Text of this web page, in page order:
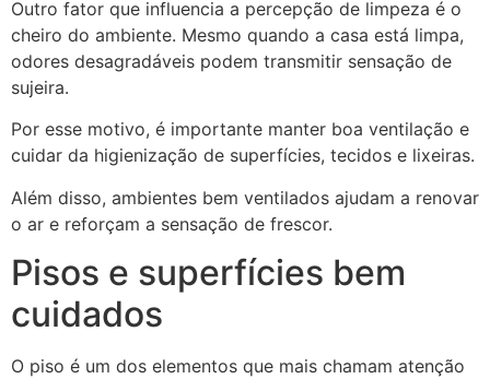
Outro fator que influencia a percepção de limpeza é o
cheiro do ambiente. Mesmo quando a casa está limpa,
odores desagradáveis podem transmitir sensação de
sujeira.
Por esse motivo, é importante manter boa ventilação e
cuidar da higienização de superfícies, tecidos e lixeiras.
Além disso, ambientes bem ventilados ajudam a renovar
o ar e reforçam a sensação de frescor.
Pisos e superfícies bem
cuidados
O piso é um dos elementos que mais chamam atenção